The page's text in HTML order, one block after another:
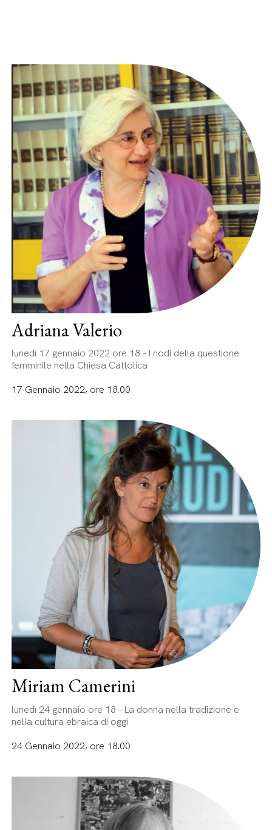
Adriana Valerio
lunedì 17 gennaio 2022 ore 18 – I nodi della questione
femminile nella Chiesa Cattolica
17 Gennaio 2022, ore 18.00
Miriam Camerini
lunedì 24 gennaio ore 18 – La donna nella tradizione e
nella cultura ebraica di oggi
24 Gennaio 2022, ore 18.00